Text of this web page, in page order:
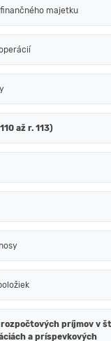
majetku
až r. 113)
príjmov v
a príspevkových